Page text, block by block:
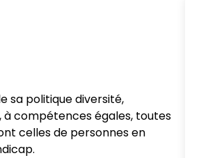
sa politique diversité,
à compétences égales, toutes
celles de personnes en